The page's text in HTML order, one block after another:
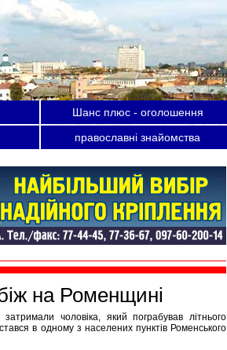
Шанс плюс - оголошення
православні знайомства
на Роменщині
чоловіка, який пограбував літнього
в одному з населених пунктів Роменського